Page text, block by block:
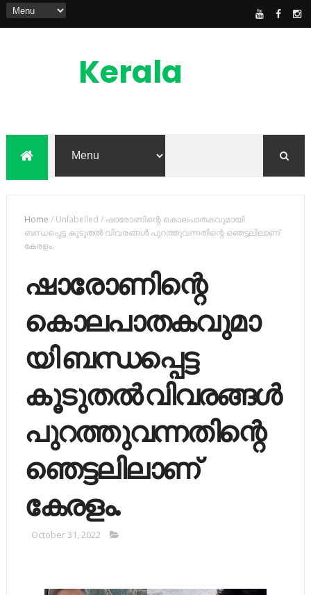
Kerala
Feed
Home /Unlabelled / ഷാരോണിന്റെ കൊലപാതകവുമായി
ബന്ധപ്പെട്ട കൂടുതല്‍ വിവരങ്ങള്‍ പുറത്തുവന്നതിന്റെ ഞെട്ടലിലാണ്
കേരളം.
ഷാരോണിന്റെ
കൊലപാതകവുമാ
യി ബന്ധപ്പെട്ട
കൂടുതല്‍ വിവരങ്ങള്‍
പുറത്തുവന്നതിന്റെ
ഞെട്ടലിലാണ്
കേരളം.
October 31, 2022